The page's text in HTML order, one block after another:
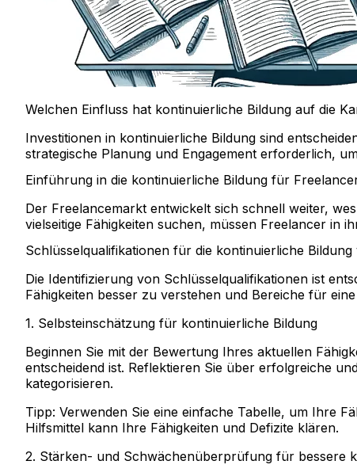
Welchen Einfluss hat kontinuierliche Bildung auf die
Investitionen in kontinuierliche Bildung sind
strategische Planung und Engagement erforderlich,
Einführung in die kontinuierliche Bildung für
Der Freelancemarkt entwickelt sich schnell weiter,
vielseitige Fähigkeiten suchen, müssen Freelancer in
Schlüsselqualifikationen für die kontinuierliche
Die Identifizierung von Schlüsselqualifikationen ist
Fähigkeiten besser zu verstehen und Bereiche für
1. Selbsteinschätzung für kontinuierliche Bildung
Beginnen Sie mit der Bewertung Ihres aktuellen
entscheidend ist. Reflektieren Sie über erfolgreiche
kategorisieren.
Tipp: Verwenden Sie eine einfache Tabelle, um Ihre
Hilfsmittel kann Ihre Fähigkeiten und Defizite klären.
2. Stärken- und Schwächenüberprüfung für bessere